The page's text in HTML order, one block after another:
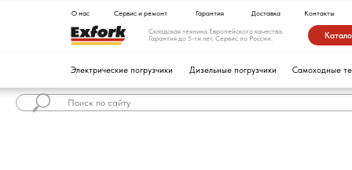
Каталог техники ▼
Складская техника Европейского качества.
Гарантия до 5-ти лет. Сервис по России.
О нас Сервис и ремонт Гарантия Контакты